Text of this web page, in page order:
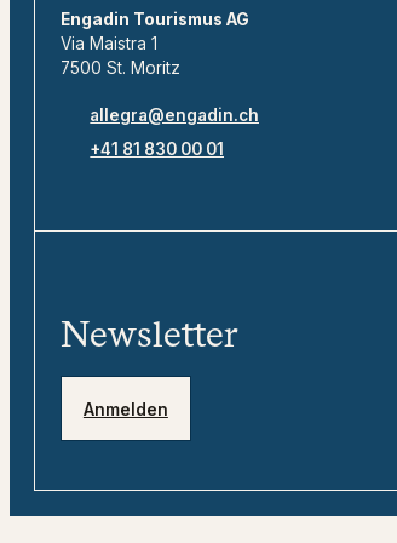
Engadin Tourismus AG
Via Maistra 1
7500 St. Moritz
allegra@engadin.ch
+41 81 830 00 01
Newsletter
Anmelden